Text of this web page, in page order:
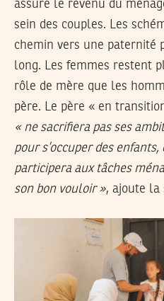
assure le revenu du
sein des couples. Les
chemin vers une paternité
long. Les femmes restent
rôle de mère que les
père. Le père « en
« ne sacrifiera pas ses
pour s’occuper des enfants,
participera aux tâches
son bon vouloir », ajoute la